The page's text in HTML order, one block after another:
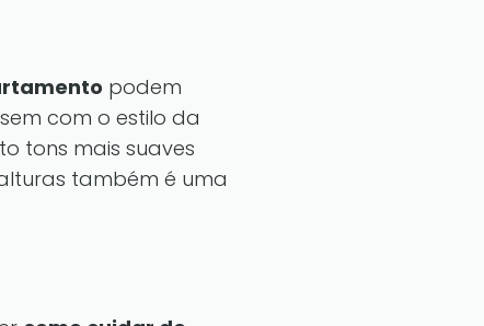
podem
com o estilo da
tons mais suaves
também é uma